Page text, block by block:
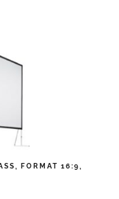
FORMAT 16:9, M